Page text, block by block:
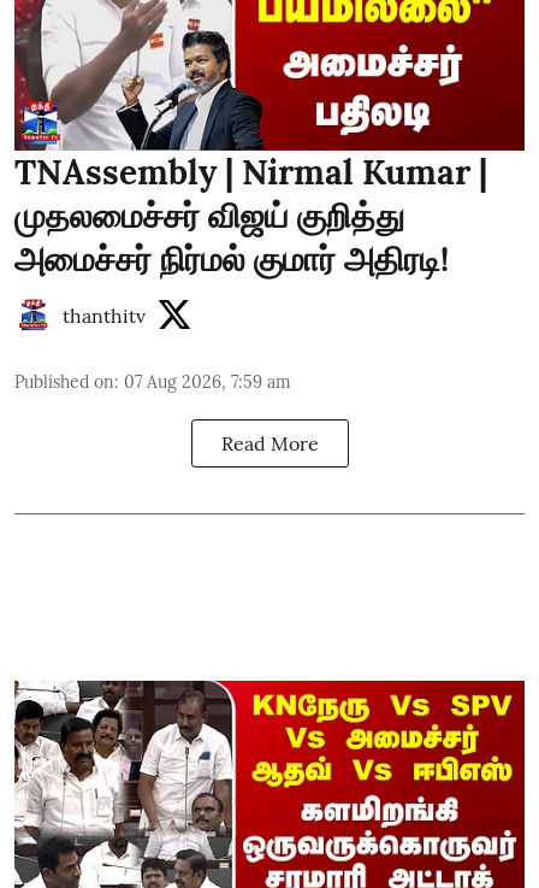
TNAssembly | Nirmal Kumar |
முதலமைச்சர் விஜய் குறித்து
அமைச்சர் நிர்மல் குமார் அதிரடி!
thanthitv
Published on: 07 Aug 2026, 7:59 am
Read More